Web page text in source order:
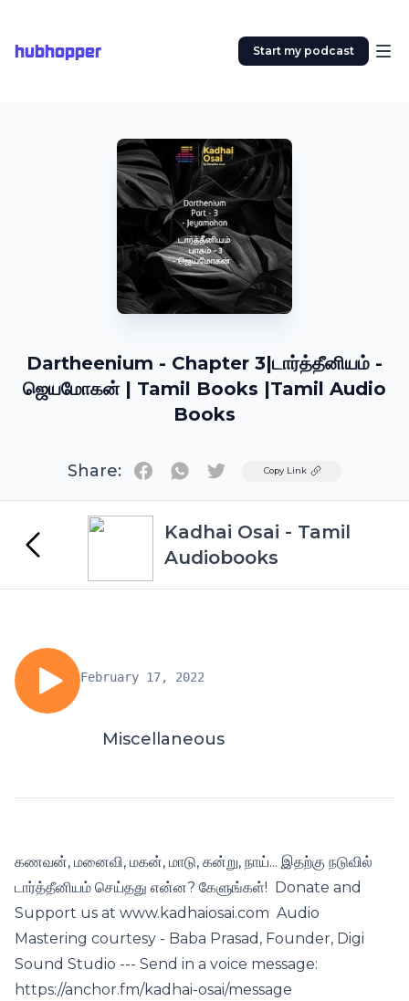
hubhopper Start my podcast
Dartheenium - Chapter 3|டார்த்தீனியம் -
ஜெயமோகன் | Tamil Books |Tamil Audio
Books
Share: TwitterCopy Link
Kadhai Osai - Tamil
Audiobooks
February 17, 2022
Miscellaneous
கணவன், மனைவி, மகன், மாடு, கன்று, நாய்... இதற்கு நடுவில்
டார்த்தீனியம் செய்தது என்ன? கேளுங்கள்! Donate and
Support us at www.kadhaiosai.com Audio
Mastering courtesy - Baba Prasad, Founder, Digi
Sound Studio --- Send in a voice message:
https://anchor.fm/kadhai-osai/message